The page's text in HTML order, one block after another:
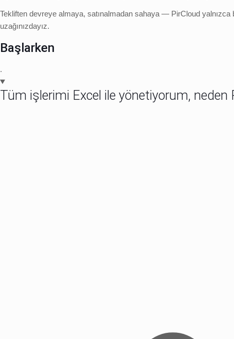
Tekliften devreye almaya, satınalmadan sahaya — PirCloud yalnızca
uzağınızdayız.
Başlarken
.
Tüm işlerimi Excel ile yönetiyorum, neden